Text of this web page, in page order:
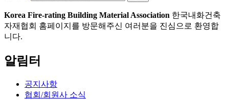
Korea Fire-rating Building Material Association 한국내화건축
자재협회 홈페이지를 방문해주신 여러분을 진심으로 환영합
니다.
알림터
공지사항
협회/회원사 소식